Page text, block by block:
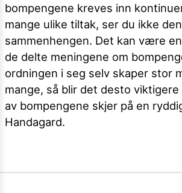
bompengene kreves inn
mange ulike tiltak, ser du ikke den
sammenhengen. Det kan være
de delte meningene om
ordningen i seg selv skaper stor
mange, så blir det desto
av bompengene skjer på en
Handagard.